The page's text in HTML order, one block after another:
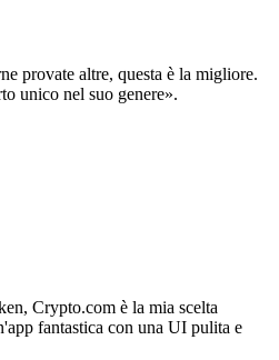
provate altre, questa è la migliore.
unico nel suo genere».
Crypto.com è la mia scelta
fantastica con una UI pulita e